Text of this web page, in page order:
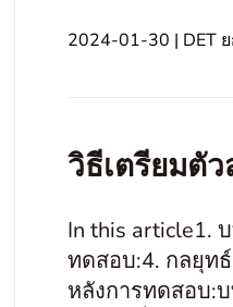
2024-01-30 | DET
วิธีเตรียมตั
In this article1.
ทดสอบ:4. กลยุท
หลังการทดสอบ: